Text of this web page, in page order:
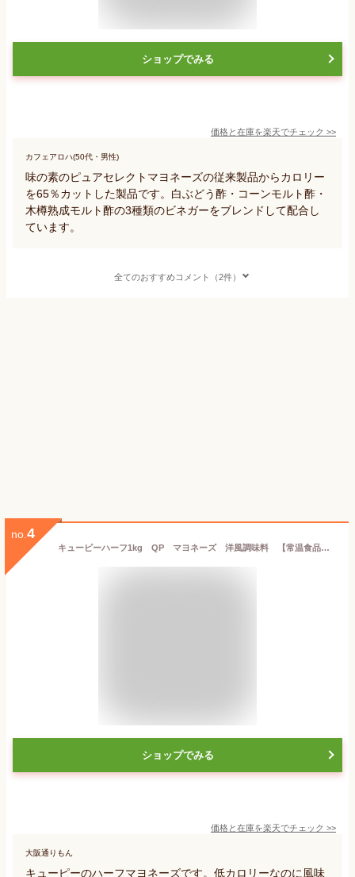
ショップでみる
価格と在庫を楽天でチェック >>
カフェアロハ(50代・男性)
味の素のピュアセレクトマヨネーズの従来製品からカロリー
を65％カットした製品です。白ぶどう酢・コーンモルト酢・
木樽熟成モルト酢の3種類のビネガーをブレンドして配合し
ています。
全てのおすすめコメント（2件）
no. 4
キューピーハーフ1kg QP マヨネーズ 洋風調味料 【常温食品】【業務用食材】
ショップでみる
価格と在庫を楽天でチェック >>
大阪通りもん
キューピーのハーフマヨネーズです。低カロリーなのに風味